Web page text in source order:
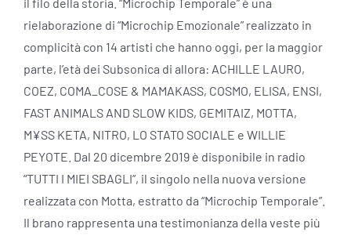
rielaborazione di “Microchip Emozionale” realizzato in
complicità con 14 artisti che hanno oggi, per la maggior
parte, l’età dei Subsonica di allora: ACHILLE LAURO,
COEZ, COMA_COSE & MAMAKASS, COSMO, ELISA, ENSI,
FAST ANIMALS AND SLOW KIDS, GEMITAIZ, MOTTA,
M¥SS KETA, NITRO, LO STATO SOCIALE e WILLIE
PEYOTE. Dal 20 dicembre 2019 è disponibile in radio
“TUTTI I MIEI SBAGLI”, il singolo nella nuova versione
realizzata con Motta, estratto da “Microchip Temporale”.
Il brano rappresenta una testimonianza della veste più